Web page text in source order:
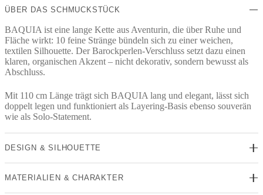
ÜBER DAS SCHMUCKSTÜCK
BAQUIA ist eine lange Kette aus Aventurin, die über Ruhe und
Fläche wirkt: 10 feine Stränge bündeln sich zu einer weichen,
textilen Silhouette. Der Barockperlen-Verschluss setzt dazu einen
klaren, organischen Akzent – nicht dekorativ, sondern bewusst als
Abschluss.
Mit 110 cm Länge trägt sich BAQUIA lang und elegant, lässt sich
doppelt legen und funktioniert als Layering-Basis ebenso souverän
wie als Solo-Statement.
DESIGN & SILHOUETTE
MATERIALIEN & CHARAKTER